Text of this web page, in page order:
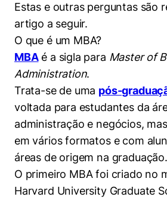
Engenharia Mecânica
Engenharia Mecatrônica
Direito
Economia
Finanças
Políticas Públicas
Sustentabilidade
Tecnologia e Dados
Estas e outras perguntas são
artigo a seguir.
O que é um MBA?
MBAé a sigla para Master of
Administration.
Trata-se de uma pós-
voltada para estudantes da
administração e negócios,
em vários formatos e com
áreas de origem na graduação.
O primeiro MBA foi criado no
Harvard University Graduate